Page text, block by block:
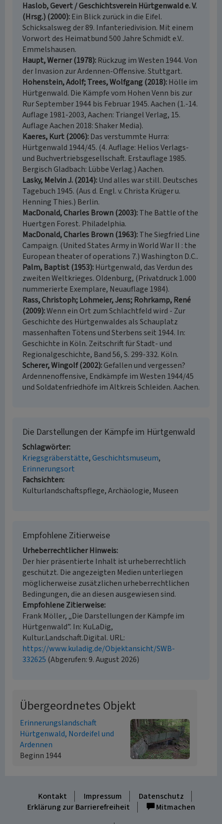
Haslob, Gevert / Geschichtsverein Hürtgenwald e. V.
(Hrsg.) (2000) Ein Blick zurück in die Eifel.
Schicksalsweg der 89. Infanteriedivision. Mit einem
Vorwort des Heimatbund 500 Jahre Schmidt e.V..
Emmelshausen.
Haupt, Werner (1978) Rückzug im Westen 1944. Von
der Invasion zur Ardennen-Offensive. Stuttgart.
Hohenstein, Adolf; Trees, Wolfgang (2018) Hölle im
Hürtgenwald. Die Kämpfe vom Hohen Venn bis zur
Rur September 1944 bis Februar 1945. Aachen (1.-14.
Auflage 1981-2003, Aachen: Triangel Verlag, 15.
Auflage Aachen 2018: Shaker Media).
Kaeres, Kurt (2006) Das verstummte Hurra:
Hürtgenwald 1944/45. (4. Auflage: Helios Verlags-
und Buchvertriebsgesellschaft. Erstauflage 1985.
Bergisch Gladbach: Lübbe Verlag.) Aachen.
Lasky, Melvin J. (2014) Und alles war still. Deutsches
Tagebuch 1945. (Aus d. Engl. v. Christa Krüger u.
Henning Thies.) Berlin.
MacDonald, Charles Brown (2003) The Battle of the
Huertgen Forest. Philadelphia.
MacDonald, Charles Brown (1963) The Siegfried Line
Campaign. (United States Army in World War II : the
European theater of operations 7.) Washington D.C..
Palm, Baptist (1953) Hürtgenwald, das Verdun des
zweiten Weltkrieges. Oldenburg, (Privatdruck 1.000
nummerierte Exemplare, Neuauflage 1984).
Rass, Christoph; Lohmeier, Jens; Rohrkamp, René
(2009) Wenn ein Ort zum Schlachtfeld wird - Zur
Geschichte des Hürtgenwaldes als Schauplatz
massenhaften Tötens und Sterbens seit 1944. In:
Geschichte in Köln. Zeitschrift für Stadt- und
Regionalgeschichte, Band 56, S. 299-332. Köln.
Scherer, Wingolf (2002) Gefallen und vergessen?
Ardennenoffensive, Endkämpfe im Westen 1944/45
und Soldatenfriedhöfe im Altkreis Schleiden. Aachen.
Die Darstellungen der Kämpfe im Hürtgenwald
Schlagwörter
Kriegsgräberstätte Geschichtsmuseum
Erinnerungsort
Fachsichten
Kulturlandschaftspflege, Archäologie, Museen
Empfohlene Zitierweise
Urheberrechtlicher Hinweis
Der hier präsentierte Inhalt ist urheberrechtlich
geschützt. Die angezeigten Medien unterliegen
möglicherweise zusätzlichen urheberrechtlichen
Bedingungen, die an diesen ausgewiesen sind.
Empfohlene Zitierweise
Frank Möller, „Die Darstellungen der Kämpfe im
Hürtgenwald”. In: KuLaDig,
Kultur.Landschaft.Digital. URL:
https://www.kuladig.de/Objektansicht/SWB-
332625 (Abgerufen: 9. August 2026)
Übergeordnetes Objekt
Erinnerungslandschaft
Hürtgenwald, Nordeifel und
Ardennen
Beginn 1944
Kontakt Impressum
Datenschutz
Erklärung zur Barrierefreiheit
Mitmachen